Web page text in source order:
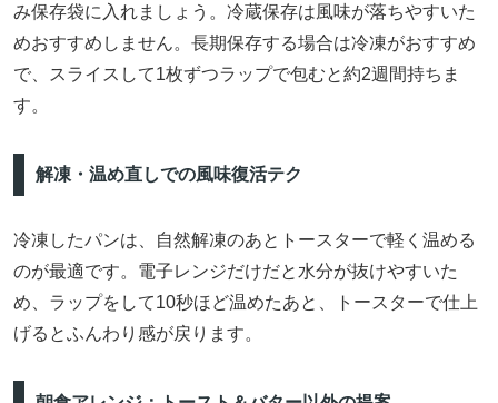
み保存袋に入れましょう。冷蔵保存は風味が落ちやすいた
めおすすめしません。長期保存する場合は冷凍がおすすめ
で、スライスして1枚ずつラップで包むと約2週間持ちま
す。
解凍・温め直しでの風味復活テク
冷凍したパンは、自然解凍のあとトースターで軽く温める
のが最適です。電子レンジだけだと水分が抜けやすいた
め、ラップをして10秒ほど温めたあと、トースターで仕上
げるとふんわり感が戻ります。